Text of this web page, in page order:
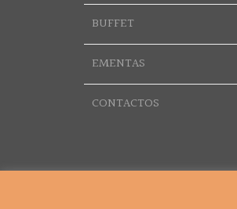
BUFFET
EMENTAS
CONTACTOS
© 2018 Grupo Vítor Cerqueira.